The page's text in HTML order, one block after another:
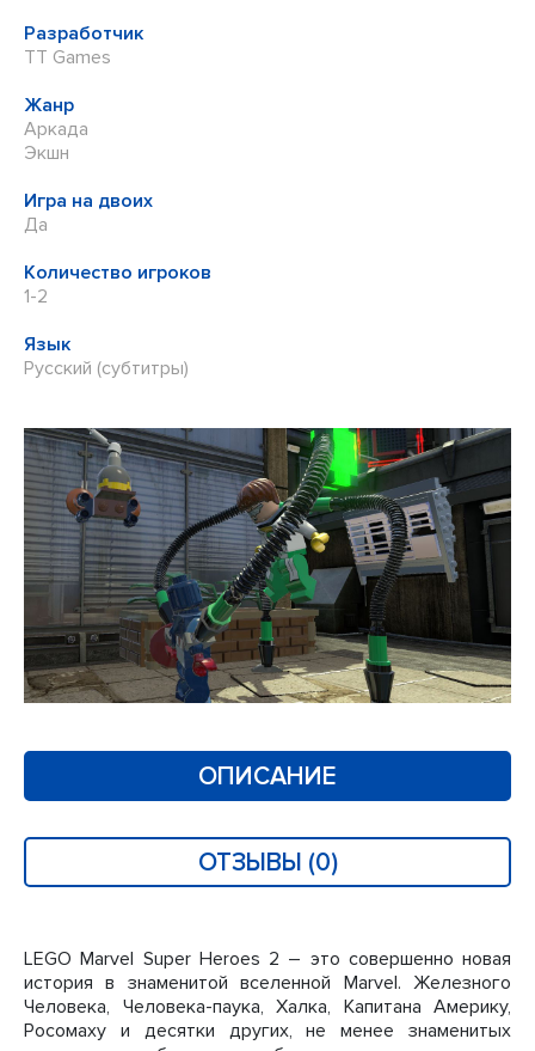
ОПИСАНИЕ
ОТЗЫВЫ (0)
LEGO Marvel Super Heroes 2 – это совершенно новая
история в знаменитой вселенной Marvel. Железного
Человека, Человека-паука, Халка, Капитана Америку,
Росомаху и десятки других, не менее знаменитых
Разработчик
TT Games
Жанр
Аркада
Экшн
Игра на двоих
Да
Количество игроков
1-2
Язык
Русский (субтитры)